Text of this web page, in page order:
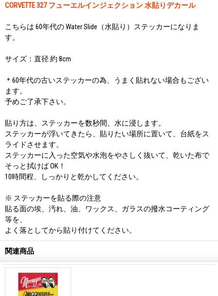
CORVETTE 327 フューエルインジェクション 水貼りデカール
こちらは 60年代の Water Slide（水貼り）ステッカーになりま
す。
サイズ：直径 約 8cm
＊60年代の古いステッカーの為、うまく貼れない場合もござい
ます。
予めご了承下さい。
貼り方は、ステッカーを数秒間、水に浸します。
ステッカーが浮いてきたら、貼りたい場所に置いて、台紙をス
ライドさせます。
ステッカーに入った空気や水泡をやさしく抜いて、乾いた布で
そっと拭けば OK！
10時間程、しっかりと乾かしてください。
※ ステッカーを貼る際の注意
貼る面の埃、汚れ、油、ワックス、ガラスの撥水コーティング
等を、
よく落としてから貼り付けてください。
関連商品